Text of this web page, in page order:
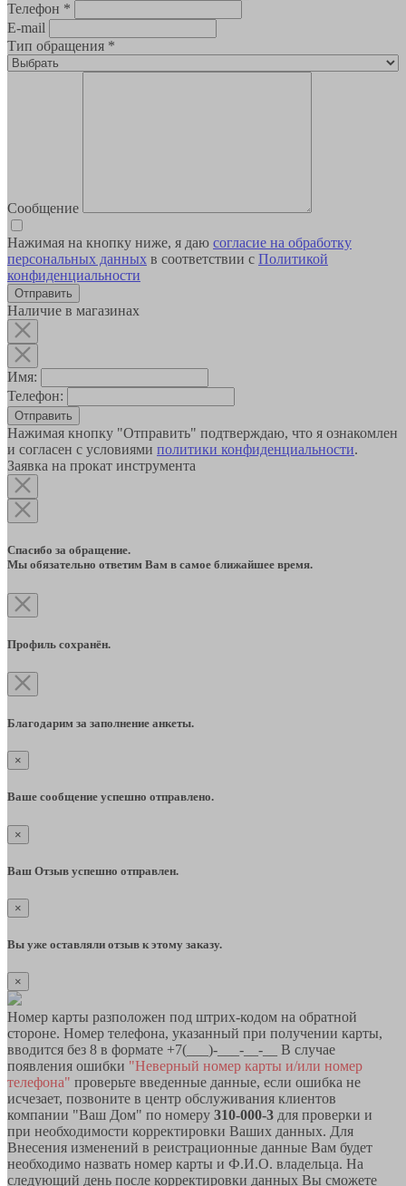
Телефон *
E-mail
Тип обращения *
Сообщение
Нажимая на кнопку ниже, я даю согласие на обработку
персональных данных в соответствии с Политикой
конфиденциальности
Наличие в магазинах
Имя:
Телефон:
Отправить
Нажимая кнопку "Отправить" подтверждаю, что я ознакомлен
и согласен с условиями политики конфиденциальности.
Заявка на прокат инструмента
Спасибо за обращение.
Мы обязательно ответим Вам в самое ближайшее время.
Профиль сохранён.
Благодарим за заполнение анкеты.
×
Ваше сообщение успешно отправлено.
×
Ваш Отзыв успешно отправлен.
×
Вы уже оставляли отзыв к этому заказу.
×
Номер карты разположен под штрих-кодом на обратной
стороне. Номер телефона, указанный при получении карты,
вводится без 8 в формате +7(___)-___-__-__ В случае
появления ошибки "Неверный номер карты и/или номер
телефона" проверьте введенные данные, если ошибка не
исчезает, позвоните в центр обслуживания клиентов
компании "Ваш Дом" по номеру 310-000-3 для проверки и
при необходимости корректировки Ваших данных. Для
Внесения изменений в реистрационные данные Вам будет
необходимо назвать номер карты и Ф.И.О. владельца. На
следующий день после корректировки данных Вы сможете